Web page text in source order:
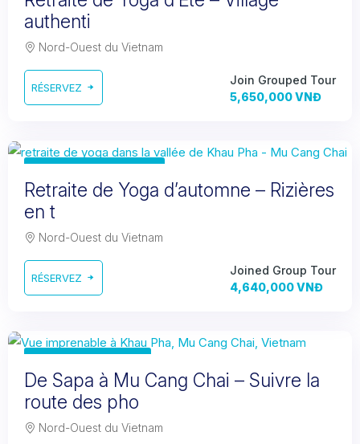
authenti
Nord-Ouest du Vietnam
RÉSERVEZ
Join Grouped Tour
5,650,000 VNĐ
Retraite de Yoga d’automne – Rizières
en t
Nord-Ouest du Vietnam
RÉSERVEZ
Joined Group Tour
4,640,000 VNĐ
De Sapa à Mu Cang Chai – Suivre la
route des pho
Nord-Ouest du Vietnam